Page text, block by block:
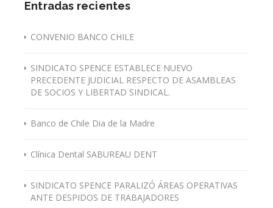
Entradas recientes
CONVENIO BANCO CHILE
SINDICATO SPENCE ESTABLECE NUEVO
PRECEDENTE JUDICIAL RESPECTO DE ASAMBLEAS
DE SOCIOS Y LIBERTAD SINDICAL.
Banco de Chile Dia de la Madre
Clínica Dental SABUREAU DENT
SINDICATO SPENCE PARALIZÓ ÁREAS OPERATIVAS
ANTE DESPIDOS DE TRABAJADORES